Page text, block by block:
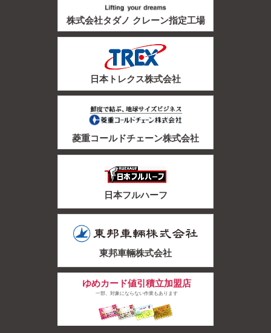
株式会社タダノ クレーン指定工場
日本トレクス株式会社
菱重コールドチェーン株式会社
日本フルハーフ
東邦車輛株式会社
ゆめカード値引積立加盟店
一部、対象にならない作業もあります